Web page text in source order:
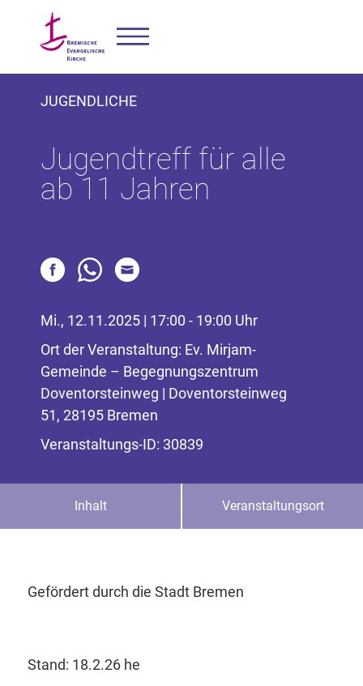
JUGENDLICHE
Jugendtreff für alle
ab 11 Jahren
Mi., 12.11.2025 | 17:00 - 19:00 Uhr
Ort der Veranstaltung: Ev. Mirjam-
Gemeinde – Begegnungszentrum
Doventorsteinweg | Doventorsteinweg
51, 28195 Bremen
Veranstaltungs-ID: 30839
Inhalt Veranstaltungsort
Gefördert durch die Stadt Bremen
Stand: 18.2.26 he